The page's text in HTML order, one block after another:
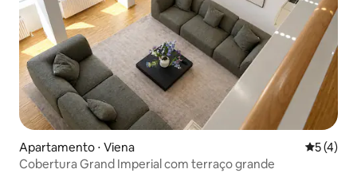
Apartamento ⋅ Viena 5 de
5 (4)
Cobertura Grand Imperial com terraço grande